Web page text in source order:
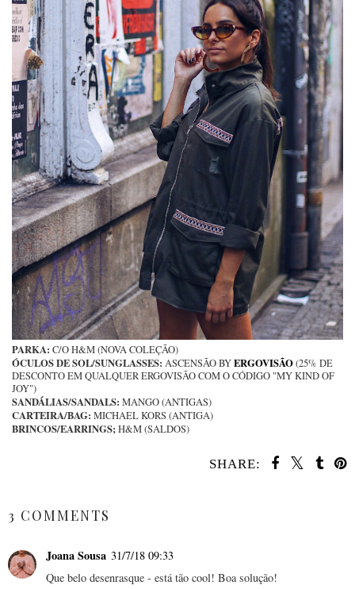
PARKA: C/O H&M (NOVA COLEÇÃO)
ÓCULOS DE SOL/SUNGLASSES: ASCENSÃO BYERGOVISÃO(25% DE
DESCONTO EM QUALQUER ERGOVISÃO COM O CÓDIGO "MY KIND OF
JOY")
SANDÁLIAS/SANDALS: MANGO (ANTIGAS)
CARTEIRA/BAG: MICHAEL KORS (ANTIGA)
BRINCOS/EARRINGS;H&M (SALDOS)
SHARE:
3 COMMENTS
Joana Sousa 31/7/18 09:33
Que belo desenrasque - está tão cool! Boa solução!